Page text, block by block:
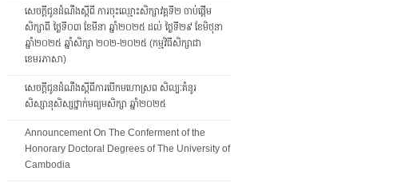
សេចក្តីជូនដំណឹងស្តីពី ការចុះឈ្មោះសិក្សាវគ្គទី២ ចាប់ផ្តើម
សិក្សាពី ថ្ងៃទី០៣ ខែមីនា ឆ្នាំ២០២៥ ដល់ ថ្ងៃទី២៩ ខែមិថុនា
ឆ្នាំ២០២៥ ឆ្នាំសិក្សា ២០២-២០២៥ (កម្មវិធីសិក្សាជា
ខេមរភាសា)
សេចក្តីជូនដំណឹងស្តីពីការបើកមហោស្រព សិល្បៈគំនូរ
សិស្សានុសិស្សថ្នាក់មធ្យមសិក្សា ឆ្នាំ២០២៥
Announcement On The Conferment of the
Honorary Doctoral Degrees of The University of
Cambodia